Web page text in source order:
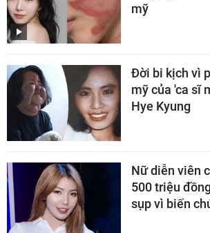
mỹ
Đời bi kịch vì
mỹ của 'ca sĩ
Hye Kyung
Nữ diễn viên
500 triệu
sụp vì biến